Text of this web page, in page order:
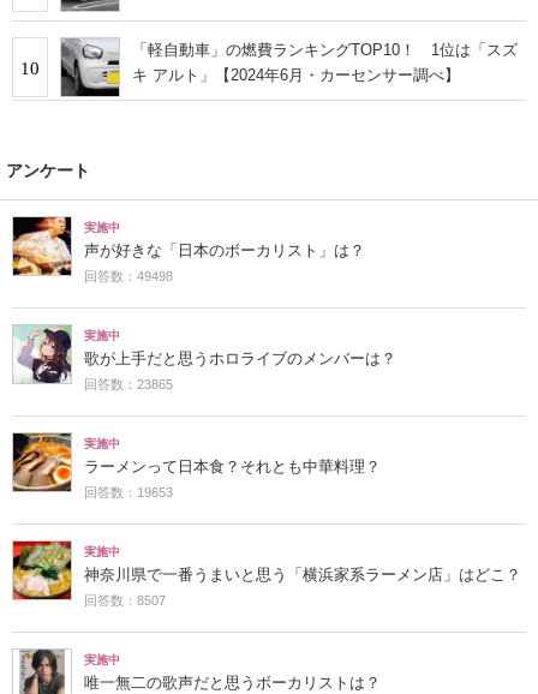
10
「軽自動車」の燃費ランキングTOP10！ 1位は「スズ
キ アルト」【2024年6月・カーセンサー調べ】
アンケート
実施中
声が好きな「日本のボーカリスト」は？
回答数：49498
実施中
歌が上手だと思うホロライブのメンバーは？
回答数：23865
実施中
ラーメンって日本食？それとも中華料理？
回答数：19653
実施中
神奈川県で一番うまいと思う「横浜家系ラーメン店」はどこ？
回答数：8507
実施中
唯一無二の歌声だと思うボーカリストは？